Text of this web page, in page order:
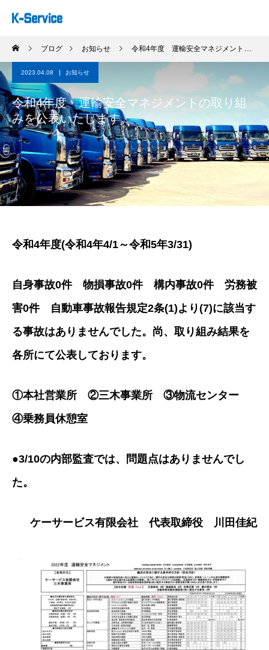
ブログ お知らせ 令和4年度 運輸安全マネジメントの取り組みを公表いたします。
2023.04.08 お知らせ
令和4年度 運輸安全マネジメントの取り組
みを公表いたします。
令和4年度(令和4年4/1～令和5年3/31)
自身事故0件 物損事故0件 構内事故0件 労務被
害0件 自動車事故報告規定2条(1)より(7)に該当す
る事故はありませんでした。尚、取り組み結果を
各所にて公表しております。
①本社営業所 ②三木事業所 ③物流センター
④乗務員休憩室
●3/10の内部監査では、問題点はありませんでし
た。
ケーサービス有限会社 代表取締役 川田佳紀